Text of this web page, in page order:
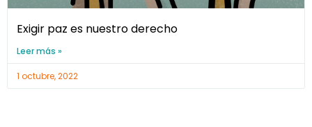
Exigir paz es nuestro derecho
Leer más »
1 octubre, 2022